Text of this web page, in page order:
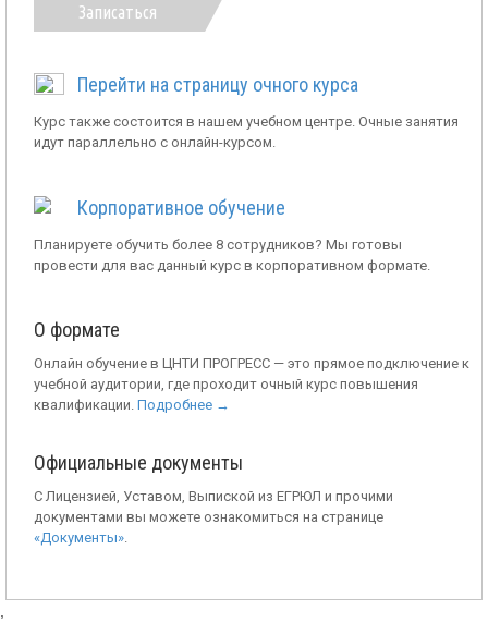
Записаться
Перейти на страницу очного курса
Курс также состоится в нашем учебном центре. Очные занятия
идут параллельно с онлайн-курсом.
Корпоративное обучение
Планируете обучить более 8 сотрудников? Мы готовы
провести для вас данный курс в корпоративном формате.
О формате
Онлайн обучение в ЦНТИ ПРОГРЕСС — это прямое подключение к
учебной аудитории, где проходит очный курс повышения
квалификации. Подробнее →
Официальные документы
С Лицензией, Уставом, Выпиской из ЕГРЮЛ и прочими
документами вы можете ознакомиться на странице
«Документы».